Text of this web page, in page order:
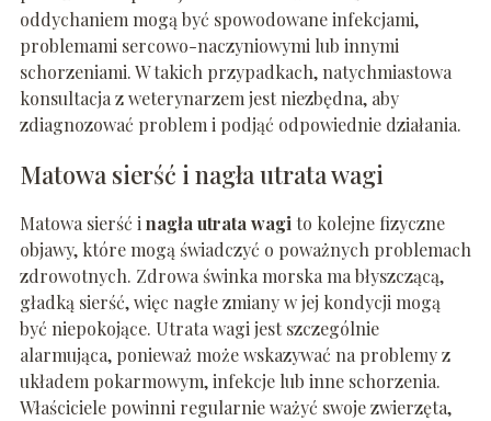
oddychaniem mogą być spowodowane infekcjami,
problemami sercowo-naczyniowymi lub innymi
schorzeniami. W takich przypadkach, natychmiastowa
konsultacja z weterynarzem jest niezbędna, aby
zdiagnozować problem i podjąć odpowiednie działania.
Matowa sierść i nagła utrata wagi
Matowa sierść inagła utrata wagito kolejne fizyczne
objawy, które mogą świadczyć o poważnych problemach
zdrowotnych. Zdrowa świnka morska ma błyszczącą,
gładką sierść, więc nagłe zmiany w jej kondycji mogą
być niepokojące. Utrata wagi jest szczególnie
alarmująca, ponieważ może wskazywać na problemy z
układem pokarmowym, infekcje lub inne schorzenia.
Właściciele powinni regularnie ważyć swoje zwierzęta,